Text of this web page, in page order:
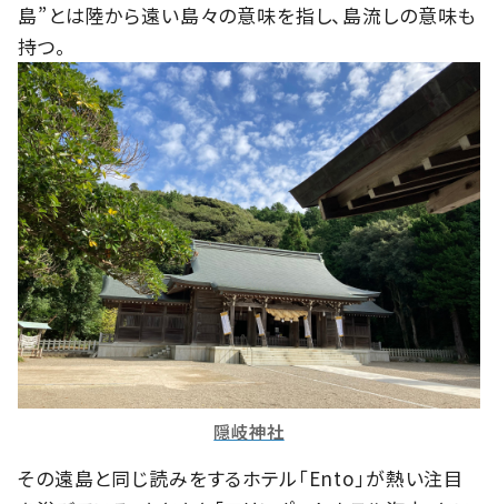
島”とは陸から遠い島々の意味を指し、島流しの意味も
持つ。
隠岐神社
その遠島と同じ読みをするホテル「Ento」が熱い注目